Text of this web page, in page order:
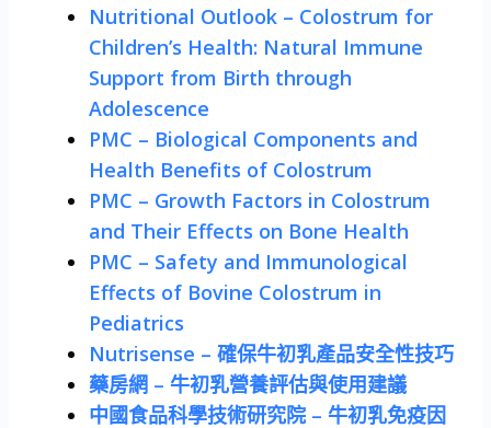
Nutritional Outlook – Colostrum for
Children’s Health: Natural Immune
Support from Birth through
Adolescence
PMC – Biological Components and
Health Benefits of Colostrum
PMC – Growth Factors in Colostrum
and Their Effects on Bone Health
PMC – Safety and Immunological
Effects of Bovine Colostrum in
Pediatrics
Nutrisense – 確保牛初乳產品安全性技巧
藥房網 – 牛初乳營養評估與使用建議
中國食品科學技術研究院 – 牛初乳免疫因